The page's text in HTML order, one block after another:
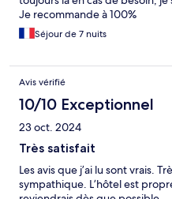
Je recommande à 100%
Séjour de 7 nuits
Avis vérifié
10/10 Exceptionnel
23 oct. 2024
Très satisfait
Les avis que j’ai lu sont vrais.
sympathique. L’hôtel est